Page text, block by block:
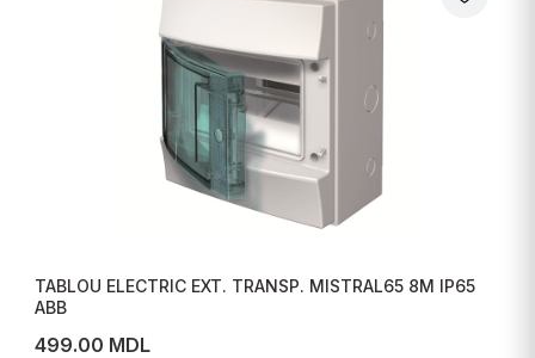
TABLOU ELECTRIC EXT. TRANSP. MISTRAL65 8M IP65
ABB
499.00 MDL